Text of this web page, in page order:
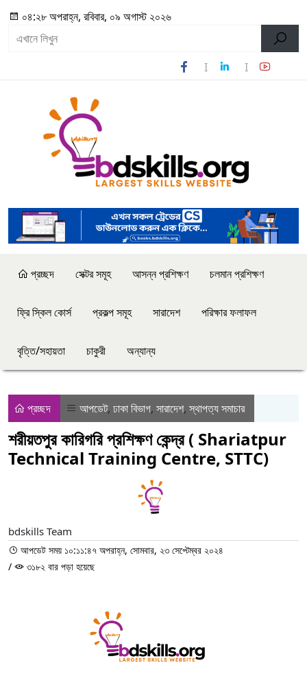
০৪:২৮ অপরাহ্ন, রবিবার, ০৯ অগাস্ট ২০২৬
প্রচ্ছদ সেক্টর সমূহ আসন্ন প্রশিক্ষণ চলমান প্রশিক্ষণ
ফ্রি স্কিল কোর্স প্রকল্প সমূহ সারাদেশ পরিক্ষার ফলাফল
বৃত্তি/সহায়তা চাকুরী অন্যান্য
প্রচ্ছদ আপডেট, ঢাকা বিভাগ, সারাদেশ,স্থাপত্য সমাচার
শরীয়তপুর কারিগরি প্রশিক্ষণ কেন্দ্র ( Shariatpur
Technical Training Centre, STTC)
bdskills Team
আপডেট সময় ১০:১১:৪৭ অপরাহ্ন, সোমবার, ২৩ সেপ্টেম্বর ২০২৪
/
৩১৮২ বার পড়া হয়েছে